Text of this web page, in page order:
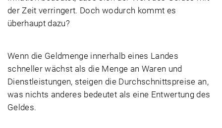
der Zeit verringert. Doch wodurch kommt es
überhaupt dazu?
Wenn die Geldmenge innerhalb eines Landes
schneller wächst als die Menge an Waren und
Dienstleistungen, steigen die Durchschnittspreise an,
was nichts anderes bedeutet als eine Entwertung des
Geldes.